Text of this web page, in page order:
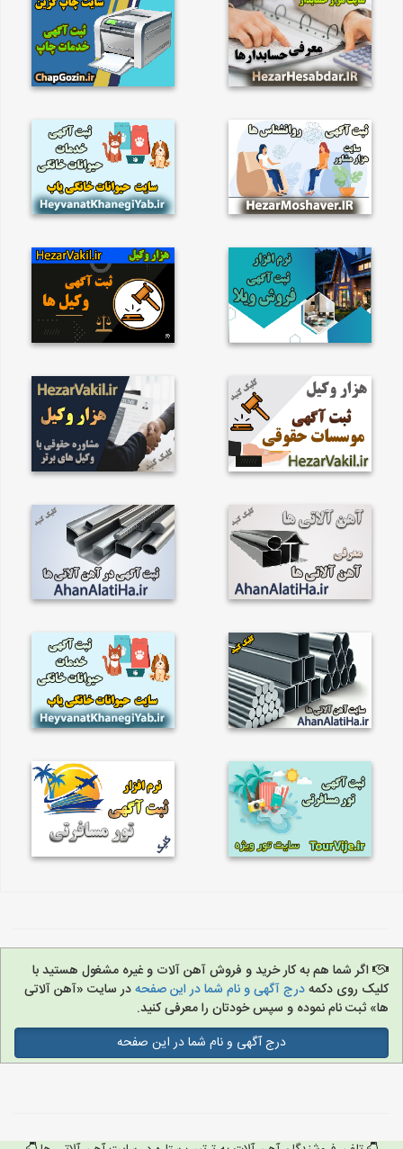
اگر شما هم به کار خرید و فروش آهن آلات و غیره مشغول هستید با
کلیک روی دکمهدرج آگهی و نام شما در این صفحهدر سایت «آهن آلاتی
ها» ثبت نام نموده و سپس خودتان را معرفی کنید.
درج آگهی و نام شما در این صفحه